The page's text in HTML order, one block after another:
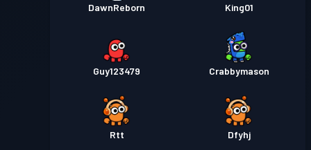
DawnReborn King01
Guy123479 Crabbymason
Rtt Dfyhj